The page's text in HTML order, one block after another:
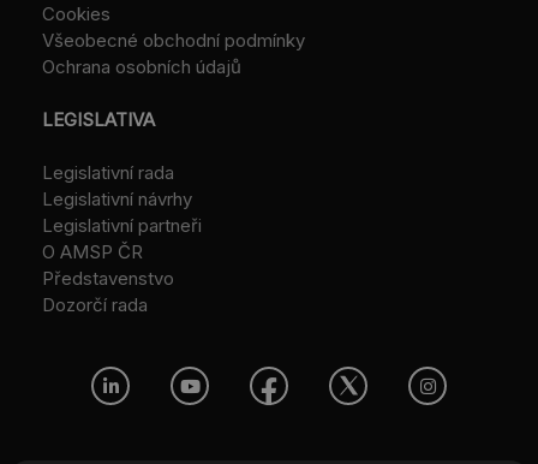
Cookies
Všeobecné obchodní podmínky
Ochrana osobních údajů
LEGISLATIVA
Legislativní rada
Legislativní návrhy
Legislativní partneři
O AMSP ČR
Představenstvo
Dozorčí rada